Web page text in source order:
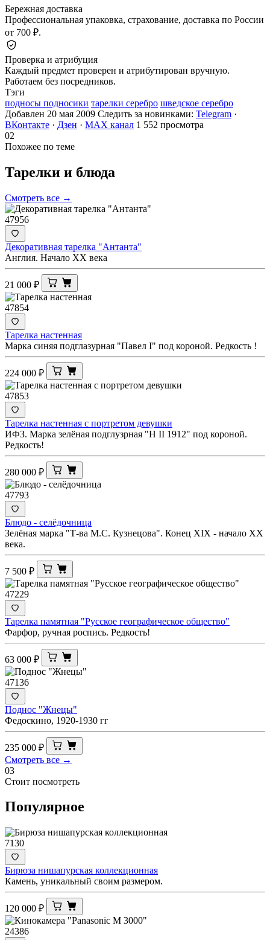
Бережная доставка
Профессиональная упаковка, страхование, доставка по России
от 700 ₽.
Проверка и атрибуция
Каждый предмет проверен и атрибутирован вручную.
Работаем без посредников.
Тэги
подносы подносики тарелки серебро шведское серебро
Добавлен 20 мая 2009 Следить за новинками: Telegram ·
ВКонтакте · Дзен · MAX канал 1 552 просмотра
02
Похожее по теме
Тарелки и блюда
Смотреть все →
47956
Декоративная тарелка "Антанта"
Англия. Начало ХХ века
21 000 ₽
47854
Тарелка настенная
Марка синяя подглазурная "Павел I" под короной. Редкость !
224 000 ₽
47853
Тарелка настенная с портретом девушки
ИФЗ. Марка зелёная подглузрная "Н II 1912" под короной.
Редкость!
280 000 ₽
47793
Блюдо - селёдочница
Зелёная марка "Т-ва М.С. Кузнецова". Конец XIX - начало ХХ
века.
7 500 ₽
47229
Тарелка памятная "Русское географическое общество"
Фaрфор, pучнaя роспиcь. Редкость!
63 000 ₽
47136
Поднос "Жнецы"
Федоскино, 1920-1930 гг
235 000 ₽
Смотреть все →
03
Стоит посмотреть
Популярное
7130
Бирюза нишапурская коллекционная
Камень, уникальный своим размером.
120 000 ₽
24386